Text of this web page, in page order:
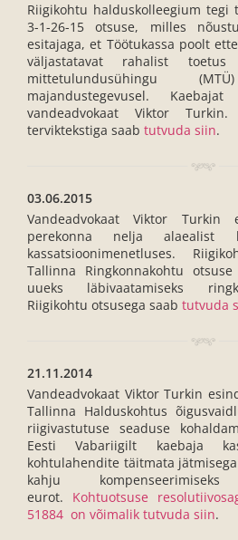
Riigikohtu halduskolleegium tegi
3-1-26-15 otsuse, milles
esitajaga, et Töötukassa poolt
väljastatavat rahalist
mittetulundusühingu
majandustegevusel.
vandeadvokaat Viktor
terviktekstiga saab tutvuda siin.
03.06.2015
Vandeadvokaat Viktor Turkin
perekonna nelja alaealist
kassatsioonimenetluses.
Tallinna Ringkonnakohtu
uueks läbivaatamiseks
Riigikohtu otsusega saab tutvuda
21.11.2014
Vandeadvokaat Viktor Turkin
Tallinna Halduskohtus
riigivastutuse seaduse
Eesti Vabariigilt kaebaja
kohtulahendite täitmata
kahju
eurot. Kohtuotsuse
51884 on võimalik tutvuda siin.